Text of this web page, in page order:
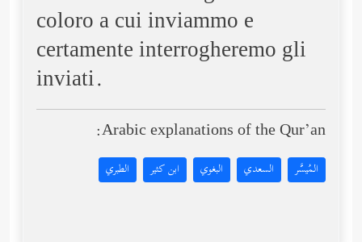
coloro a cui inviammo e
certamente interrogheremo gli
inviati.
Arabic explanations of the Qur’an:
المُيسَّر السعدي البغوي ابن كثير الطبري